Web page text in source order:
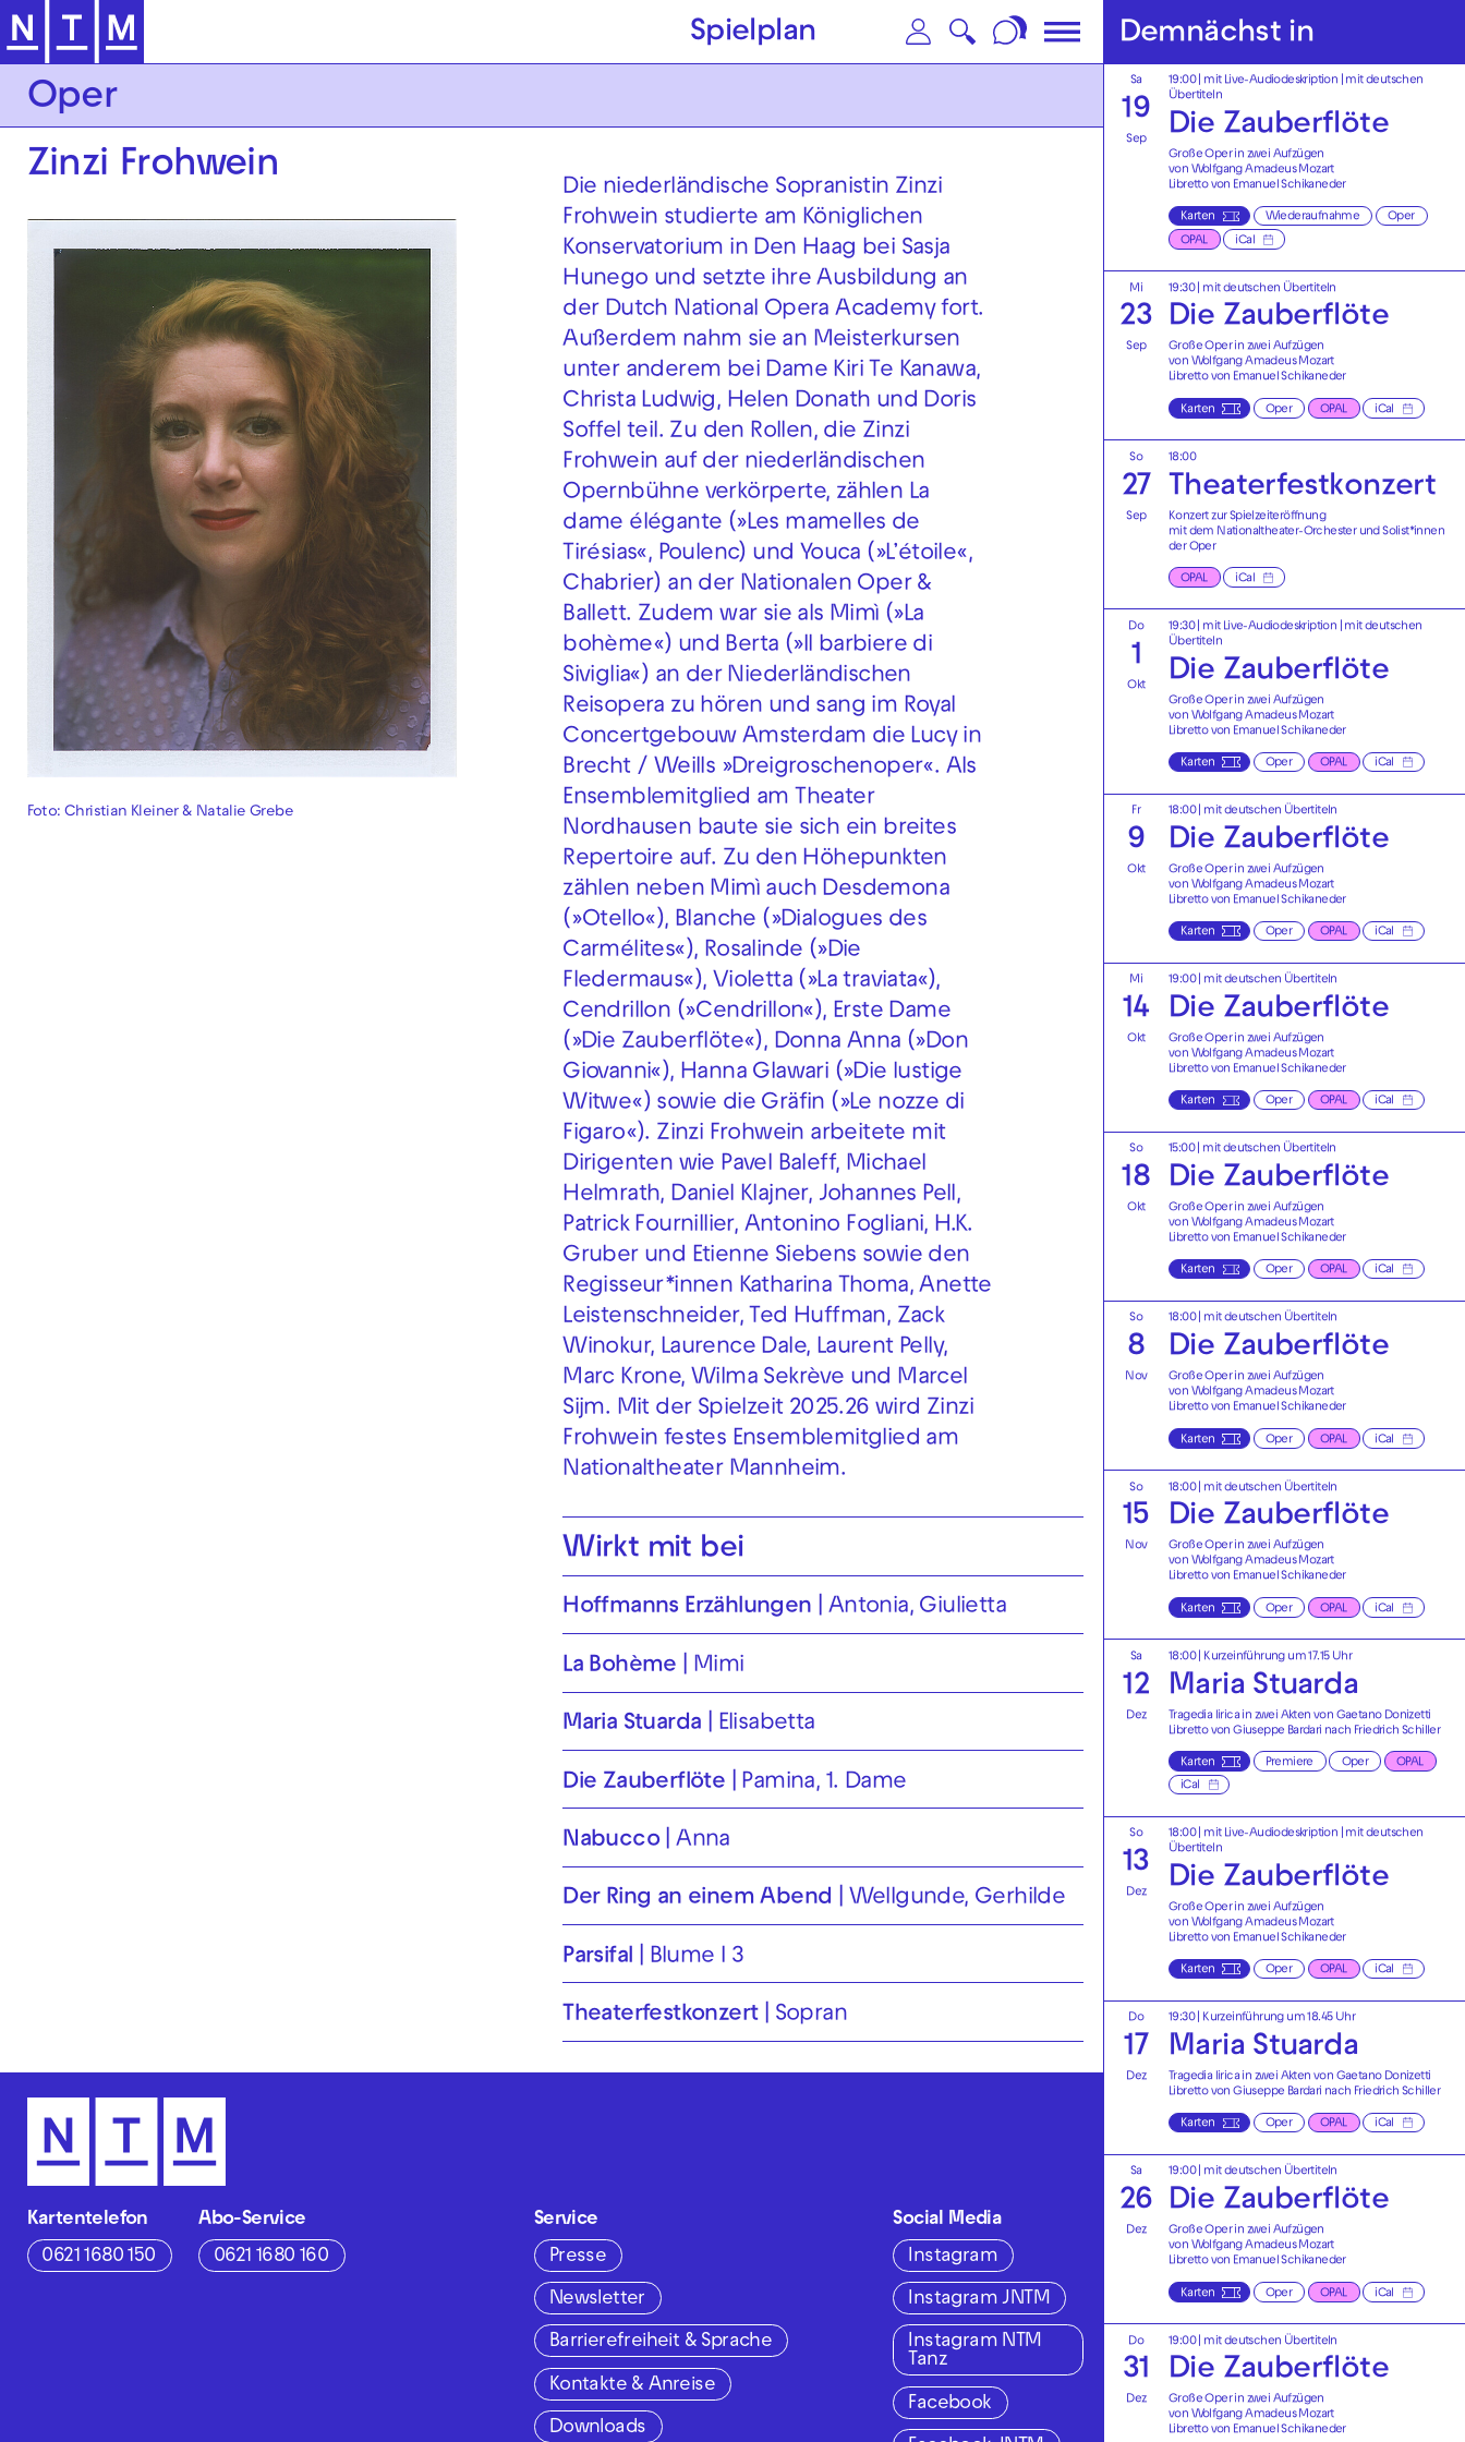
Zur Hauptnavigation springen Zum Hauptinhalt springen Zum Footer springen
Spielplan
Oper
Zinzi Frohwein
Foto: Christian Kleiner & Natalie Grebe
Die niederländische Sopranistin Zinzi
Frohwein studierte am Königlichen
Konservatorium in Den Haag bei Sasja
Hunego und setzte ihre Ausbildung an
der Dutch National Opera Academy fort.
Außerdem nahm sie an Meisterkursen
unter anderem bei Dame Kiri Te Kanawa,
Christa Ludwig, Helen Donath und Doris
Soffel teil. Zu den Rollen, die Zinzi
Frohwein auf der niederländischen
Opernbühne verkörperte, zählen La
dame élégante (»Les mamelles de
Tirésias«, Poulenc) und Youca (»L’étoile«,
Chabrier) an der Nationalen Oper &
Ballett. Zudem war sie als Mimì (»La
bohème«) und Berta (»Il barbiere di
Siviglia«) an der Niederländischen
Reisopera zu hören und sang im Royal
Concertgebouw Amsterdam die Lucy in
Brecht / Weills »Dreigroschenoper«. Als
Ensemblemitglied am Theater
Nordhausen baute sie sich ein breites
Repertoire auf. Zu den Höhepunkten
zählen neben Mimì auch Desdemona
(»Otello«), Blanche (»Dialogues des
Carmélites«), Rosalinde (»Die
Fledermaus«), Violetta (»La traviata«),
Cendrillon (»Cendrillon«), Erste Dame
(»Die Zauberflöte«), Donna Anna (»Don
Giovanni«), Hanna Glawari (»Die lustige
Witwe«) sowie die Gräfin (»Le nozze di
Figaro«). Zinzi Frohwein arbeitete mit
Dirigenten wie Pavel Baleff, Michael
Helmrath, Daniel Klajner, Johannes Pell,
Patrick Fournillier, Antonino Fogliani, H.K.
Gruber und Etienne Siebens sowie den
Regisseur*innen Katharina Thoma, Anette
Leistenschneider, Ted Huffman, Zack
Winokur, Laurence Dale, Laurent Pelly,
Marc Krone, Wilma Sekrève und Marcel
Sijm. Mit der Spielzeit 2025.26 wird Zinzi
Frohwein festes Ensemblemitglied am
Nationaltheater Mannheim.
Wirkt mit bei
Hoffmanns Erzählungen Antonia, Giulietta
La Bohème Mimi
Maria Stuarda Elisabetta
Die Zauberflöte Pamina, 1. Dame
Nabucco Anna
Der Ring an einem Abend Wellgunde, Gerhilde
Parsifal Blume I 3
Theaterfest­konzert Sopran
Demnächst in
Sa
19
Sep
19:00| mit Live-Audiodeskription
mit deutschen
Übertiteln
Die Zauberflöte
Große Oper in zwei Aufzügen
von Wolfgang Amadeus Mozart
Libretto von Emanuel Schikaneder
Karten Wiederaufnahme Oper
OPAL iCal
Mi
23
Sep
19:30| mit deutschen Übertiteln
Die Zauberflöte
Große Oper in zwei Aufzügen
von Wolfgang Amadeus Mozart
Libretto von Emanuel Schikaneder
Karten Oper OPAL iCal
So
27
Sep
18:00
Theaterfest­konzert
Konzert zur Spielzeiteröffnung
mit dem Nationaltheater-Orchester und Solist*innen
der Oper
OPAL iCal
Do
1
Okt
19:30| mit Live-Audiodeskription
mit deutschen
Übertiteln
Die Zauberflöte
Große Oper in zwei Aufzügen
von Wolfgang Amadeus Mozart
Libretto von Emanuel Schikaneder
Karten Oper OPAL iCal
Fr
9
Okt
18:00| mit deutschen Übertiteln
Die Zauberflöte
Große Oper in zwei Aufzügen
von Wolfgang Amadeus Mozart
Libretto von Emanuel Schikaneder
Karten Oper OPAL iCal
Mi
14
Okt
19:00| mit deutschen Übertiteln
Die Zauberflöte
Große Oper in zwei Aufzügen
von Wolfgang Amadeus Mozart
Libretto von Emanuel Schikaneder
Karten Oper OPAL iCal
So
18
Okt
15:00| mit deutschen Übertiteln
Die Zauberflöte
Große Oper in zwei Aufzügen
von Wolfgang Amadeus Mozart
Libretto von Emanuel Schikaneder
Karten Oper OPAL iCal
So
8
Nov
18:00| mit deutschen Übertiteln
Die Zauberflöte
Große Oper in zwei Aufzügen
von Wolfgang Amadeus Mozart
Libretto von Emanuel Schikaneder
Karten Oper OPAL iCal
So
15
Nov
18:00| mit deutschen Übertiteln
Die Zauberflöte
Große Oper in zwei Aufzügen
von Wolfgang Amadeus Mozart
Libretto von Emanuel Schikaneder
Karten Oper OPAL iCal
Sa
12
Dez
18:00| Kurzeinführung um 17.15 Uhr
Maria Stuarda
Tragedia lirica in zwei Akten von Gaetano Donizetti
Libretto von Giuseppe Bardari nach Friedrich Schiller
Karten Premiere Oper OPAL
iCal
So
13
Dez
18:00| mit Live-Audiodeskription
mit deutschen
Übertiteln
Die Zauberflöte
Große Oper in zwei Aufzügen
von Wolfgang Amadeus Mozart
Libretto von Emanuel Schikaneder
Karten Oper OPAL iCal
Do
17
Dez
19:30| Kurzeinführung um 18.45 Uhr
Maria Stuarda
Tragedia lirica in zwei Akten von Gaetano Donizetti
Libretto von Giuseppe Bardari nach Friedrich Schiller
Karten Oper OPAL iCal
Sa
26
Dez
19:00| mit deutschen Übertiteln
Die Zauberflöte
Große Oper in zwei Aufzügen
von Wolfgang Amadeus Mozart
Libretto von Emanuel Schikaneder
Karten Oper OPAL iCal
Do
31
Dez
19:00| mit deutschen Übertiteln
Die Zauberflöte
Große Oper in zwei Aufzügen
von Wolfgang Amadeus Mozart
Libretto von Emanuel Schikaneder
Kartentelefon
0621 1680 150
Abo-Service
0621 1680 160
Service
Presse
Newsletter
Barrierefreiheit & Sprache
Kontakte & Anreise
Downloads
Social Media
Instagram
Instagram JNTM
Instagram NTM
Tanz
Facebook